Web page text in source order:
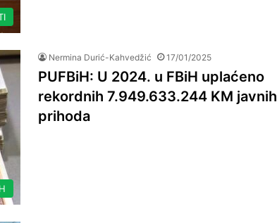
Nermina Durić-Kahvedžić 17/01/2025
PUFBiH: U 2024. u FBiH uplaćeno
rekordnih 7.949.633.244 KM javnih
prihoda